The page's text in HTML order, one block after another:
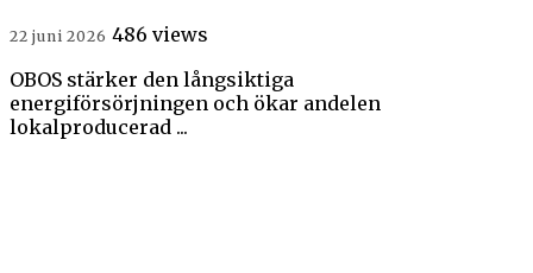
22 juni 2026 486 views
OBOS stärker den långsiktiga
energiförsörjningen och ökar andelen
lokalproducerad ...